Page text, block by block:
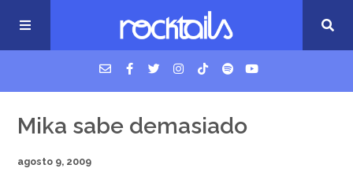
USM Podcast
Cigarrillos en la cama
Mika sabe demasiado
agosto 9, 2009